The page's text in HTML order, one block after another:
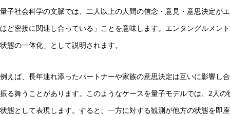
量子社会科学の文脈では、二人以上の人間の信念・意見・意思決定が
ほど密接に関連し合っている」ことを意味します。エンタングルメン
状態の一体化」として説明されます。
例えば、長年連れ添ったパートナーや家族の意思決定は互いに影響し
振る舞うことがあります。このようなケースを量子モデルでは、2人
状態として表現します。すると、一方に対する観測が他方の状態を即